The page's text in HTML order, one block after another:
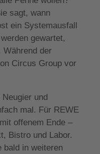
sagt, wann
ein Systemausfall
gewartet,
Während der
Circus Group vor
und
mal. Für REWE
offenem Ende –
Bistro und Labor.
bald in weiteren